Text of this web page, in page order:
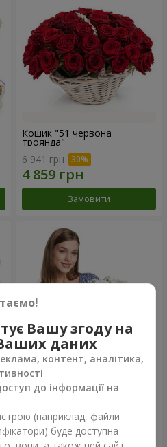
Кошик "51 червона
троянда"
6 941 грн
Замовити
Кошик "Янголятко"
Замовити
Вашу згоду на
даних
контент, аналітика,
до інформації на
(наприклад, файли
буде доступна